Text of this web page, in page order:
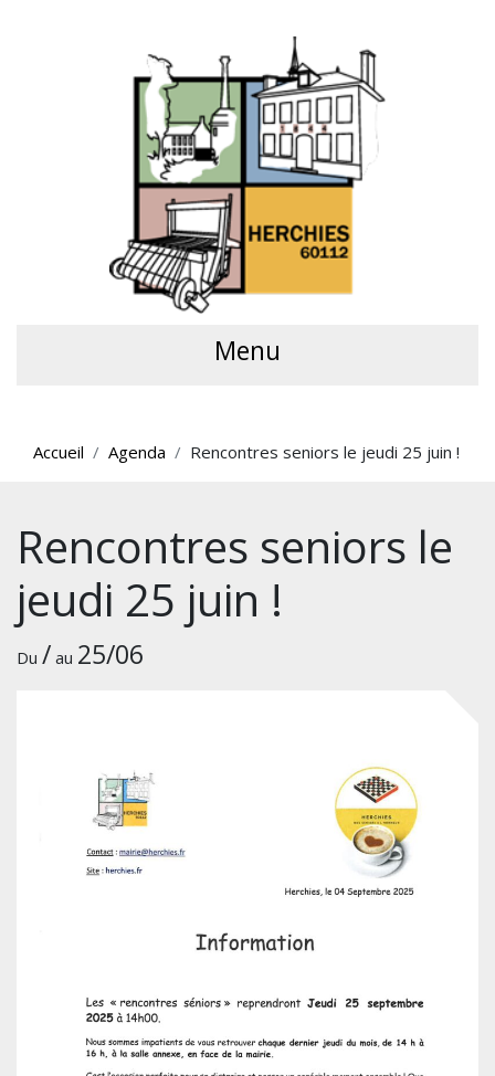
Menu
Accueil Agenda Rencontres seniors le jeudi 25 juin !
Rencontres seniors le
jeudi 25 juin !
Du / au 25/06